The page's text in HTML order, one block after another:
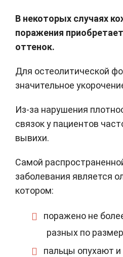
В некоторых случаях
поражения
оттенок.
Для остеолитической
значительное
Из-за нарушения
связок у пациентов
вывихи.
Самой
заболевания является
котором:
поражено не
разных по
пальцы опухают